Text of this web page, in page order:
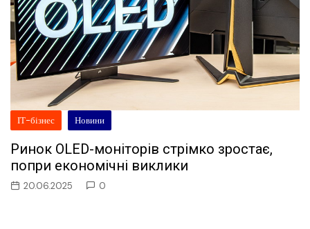
ІТ-бізнес Новини
Ринок OLED-моніторів стрімко зростає,
попри економічні виклики
20.06.2025 0